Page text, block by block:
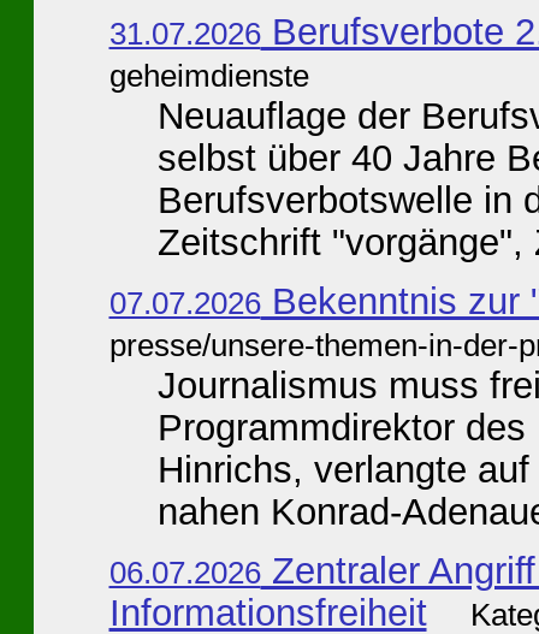
31.07.2026Berufsverbote
geheimdienste
Neuauflage der
selbst über 40 Jahre
Berufsverbotswelle in
Zeitschrift "vorgänge",
07.07.2026Bekenntnis zur
presse/unsere-themen-in-der-
Journalismus muss
Programmdirektor
Hinrichs, verlangte
nahen Konrad-
06.07.2026Zentraler
Informationsfreiheit